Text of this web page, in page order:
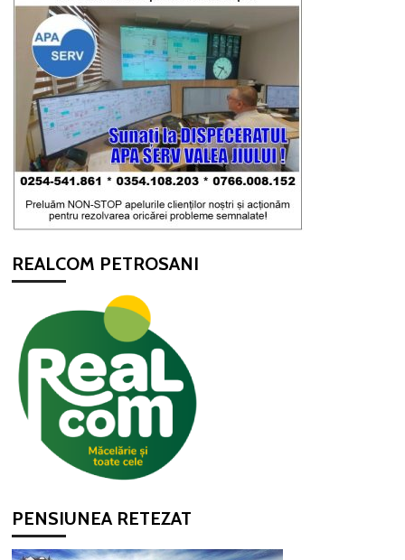
REALCOM PETROSANI
PENSIUNEA RETEZAT